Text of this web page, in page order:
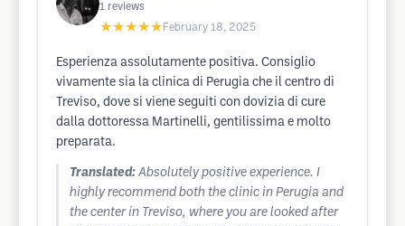
1 reviews
★★★★★ February 18, 2025
Esperienza assolutamente positiva. Consiglio
vivamente sia la clinica di Perugia che il centro di
Treviso, dove si viene seguiti con dovizia di cure
dalla dottoressa Martinelli, gentilissima e molto
preparata.
Translated: Absolutely positive experience. I
highly recommend both the clinic in Perugia and
the center in Treviso, where you are looked after